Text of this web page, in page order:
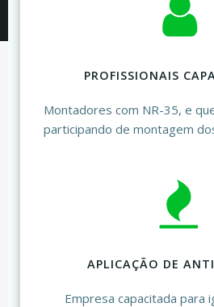
PROFISSIONAIS
Montadores com NR-35, e
participando de montagem
APLICAÇÃO DE
Empresa capacitada para